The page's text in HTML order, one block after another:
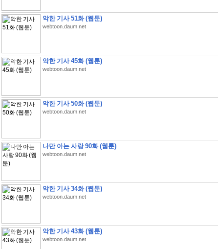
악한 기사 51화 (웹툰)
webtoon.daum.net
악한 기사 45화 (웹툰)
webtoon.daum.net
악한 기사 50화 (웹툰)
webtoon.daum.net
나만 아는 사랑 90화 (웹툰)
webtoon.daum.net
악한 기사 34화 (웹툰)
webtoon.daum.net
악한 기사 43화 (웹툰)
webtoon.daum.net